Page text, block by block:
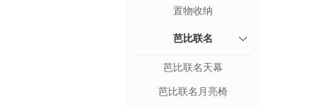
置物收纳
芭比联名
芭比联名天幕
芭比联名月亮椅